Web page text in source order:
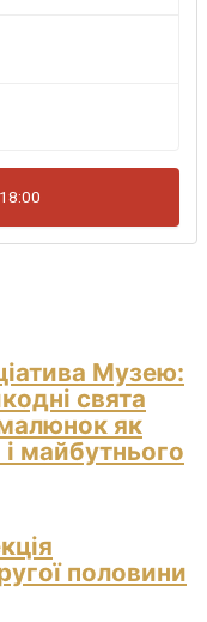
Музею:
свята
як
і майбутнього
половини